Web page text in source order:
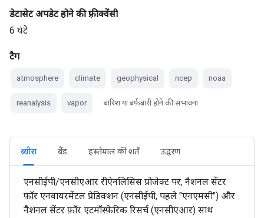
डेटासेट अपडेट होने की फ़्रीक्वेंसी
6 घंटे
टैग
atmosphere climate geophysical ncep noaa
reanalysis vapor बारिश या बर्फ़बारी होने की संभावना
ब्यौरा बैंड इस्तेमाल की शर्तें उद्धरण
एनसीईपी/एनसीएआर रीऐनलिसिस प्रोजेक्ट पर, नैशनल सेंटर
फ़ॉर एनवायरमेंटल प्रेडिक्शन (एनसीईपी, पहले "एनएमसी") और
नैशनल सेंटर फ़ॉर एटमॉस्फ़ेरिक रिसर्च (एनसीएआर) साथ